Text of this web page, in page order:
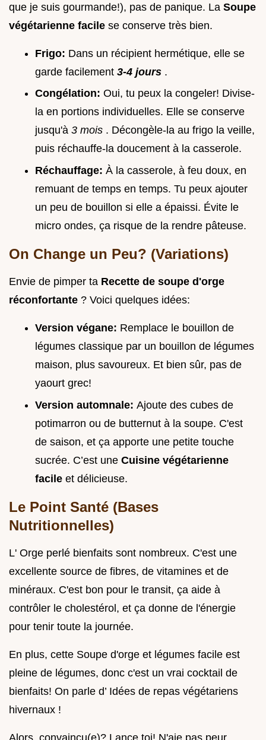
que je suis gourmande!), pas de panique. La Soupe
végétarienne facile se conserve très bien.
Frigo: Dans un récipient hermétique, elle se
garde facilement 3-4 jours .
Congélation: Oui, tu peux la congeler! Divise-
la en portions individuelles. Elle se conserve
jusqu'à 3 mois . Décongèle-la au frigo la veille,
puis réchauffe-la doucement à la casserole.
Réchauffage: À la casserole, à feu doux, en
remuant de temps en temps. Tu peux ajouter
un peu de bouillon si elle a épaissi. Évite le
micro ondes, ça risque de la rendre pâteuse.
On Change un Peu? (Variations)
Envie de pimper ta Recette de soupe d'orge
réconfortante ? Voici quelques idées:
Version végane: Remplace le bouillon de
légumes classique par un bouillon de légumes
maison, plus savoureux. Et bien sûr, pas de
yaourt grec!
Version automnale: Ajoute des cubes de
potimarron ou de butternut à la soupe. C'est
de saison, et ça apporte une petite touche
sucrée. C’est une Cuisine végétarienne
facile et délicieuse.
Le Point Santé (Bases
Nutritionnelles)
L' Orge perlé bienfaits sont nombreux. C'est une
excellente source de fibres, de vitamines et de
minéraux. C'est bon pour le transit, ça aide à
contrôler le cholestérol, et ça donne de l'énergie
pour tenir toute la journée.
En plus, cette Soupe d'orge et légumes facile est
pleine de légumes, donc c'est un vrai cocktail de
bienfaits! On parle d’ Idées de repas végétariens
hivernaux !
Alors, convaincu(e)? Lance toi! N'aie pas peur